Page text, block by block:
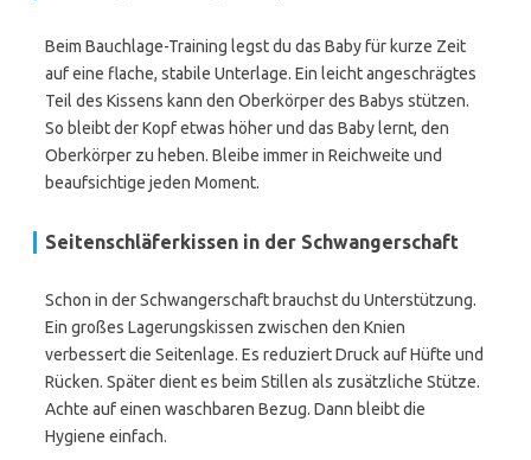
Beim Bauchlage-Training legst du das Baby für kurze Zeit
auf eine flache, stabile Unterlage. Ein leicht angeschrägtes
Teil des Kissens kann den Oberkörper des Babys stützen.
So bleibt der Kopf etwas höher und das Baby lernt, den
Oberkörper zu heben. Bleibe immer in Reichweite und
beaufsichtige jeden Moment.
Seitenschläferkissen in der Schwangerschaft
Schon in der Schwangerschaft brauchst du Unterstützung.
Ein großes Lagerungskissen zwischen den Knien
verbessert die Seitenlage. Es reduziert Druck auf Hüfte und
Rücken. Später dient es beim Stillen als zusätzliche Stütze.
Achte auf einen waschbaren Bezug. Dann bleibt die
Hygiene einfach.